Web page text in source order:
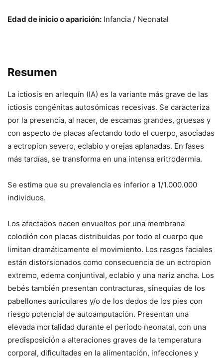
Edad de inicio o aparición: Infancia / Neonatal
Resumen
La ictiosis en arlequín (IA) es la variante más grave de las
ictiosis congénitas autosómicas recesivas. Se caracteriza
por la presencia, al nacer, de escamas grandes, gruesas y
con aspecto de placas afectando todo el cuerpo, asociadas
a ectropion severo, eclabio y orejas aplanadas. En fases
más tardías, se transforma en una intensa eritrodermia.
Se estima que su prevalencia es inferior a 1/1.000.000
individuos.
Los afectados nacen envueltos por una membrana
colodión con placas distribuidas por todo el cuerpo que
limitan dramáticamente el movimiento. Los rasgos faciales
están distorsionados como consecuencia de un ectropion
extremo, edema conjuntival, eclabio y una nariz ancha. Los
bebés también presentan contracturas, sinequias de los
pabellones auriculares y/o de los dedos de los pies con
riesgo potencial de autoamputación. Presentan una
elevada mortalidad durante el período neonatal, con una
predisposición a alteraciones graves de la temperatura
corporal, dificultades en la alimentación, infecciones y